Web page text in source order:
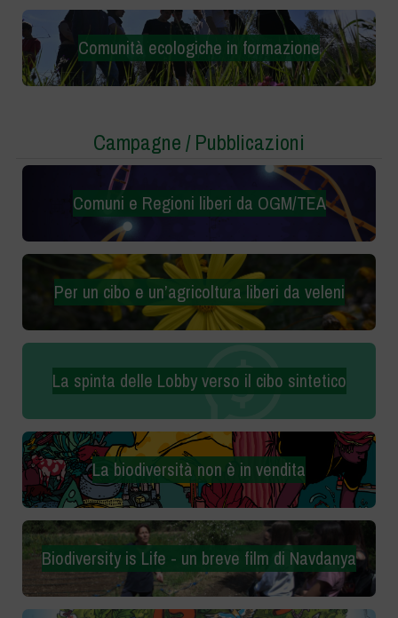
Comunità ecologiche in formazione
Campagne / Pubblicazioni
Comuni e Regioni liberi da OGM/TEA
Per un cibo e un’agricoltura liberi da veleni
La spinta delle Lobby verso il cibo sintetico
La biodiversità non è in vendita
Biodiversity is Life - un breve film di Navdanya